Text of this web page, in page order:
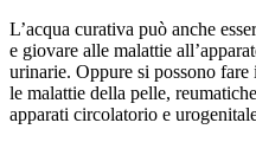
L’acqua curativa può anche
e giovare alle malattie
urinarie. Oppure si possono
le malattie della pelle,
apparati circolatorio e